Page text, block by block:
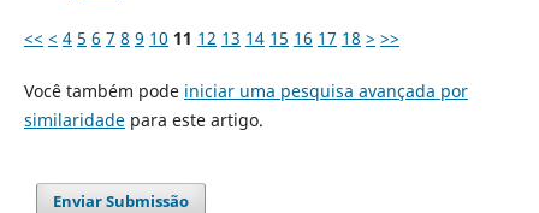
<< < 4 5 6 7 8 9 10 11 12 13 14 15 16 17 18 > >>
Você também pode iniciar uma pesquisa avançada por
similaridadepara este artigo.
Enviar Submissão